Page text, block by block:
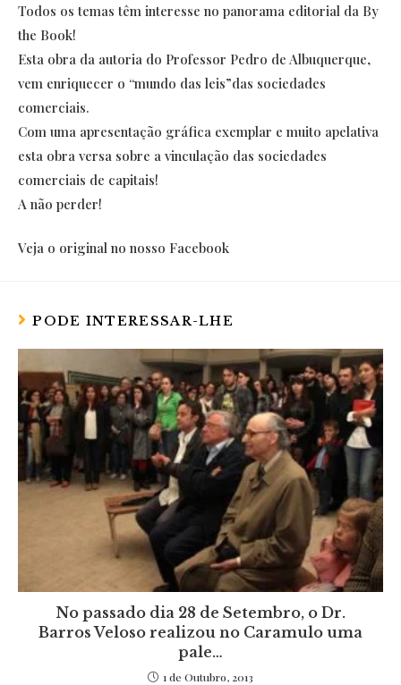
Todos os temas têm interesse no panorama editorial da By
the Book!
Esta obra da autoria do Professor Pedro de Albuquerque,
vem enriquecer o “mundo das leis”das sociedades
comerciais.
Com uma apresentação gráfica exemplar e muito apelativa
esta obra versa sobre a vinculação das sociedades
comerciais de capitais!
A não perder!
Veja o original no nosso Facebook
PODE INTERESSAR-LHE
No passado dia 28 de Setembro, o Dr.
Barros Veloso realizou no Caramulo uma
pale…
1 de Outubro, 2013